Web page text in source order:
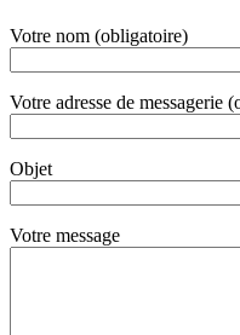
Votre nom (obligatoire)
Votre adresse de messagerie
Objet
Votre message